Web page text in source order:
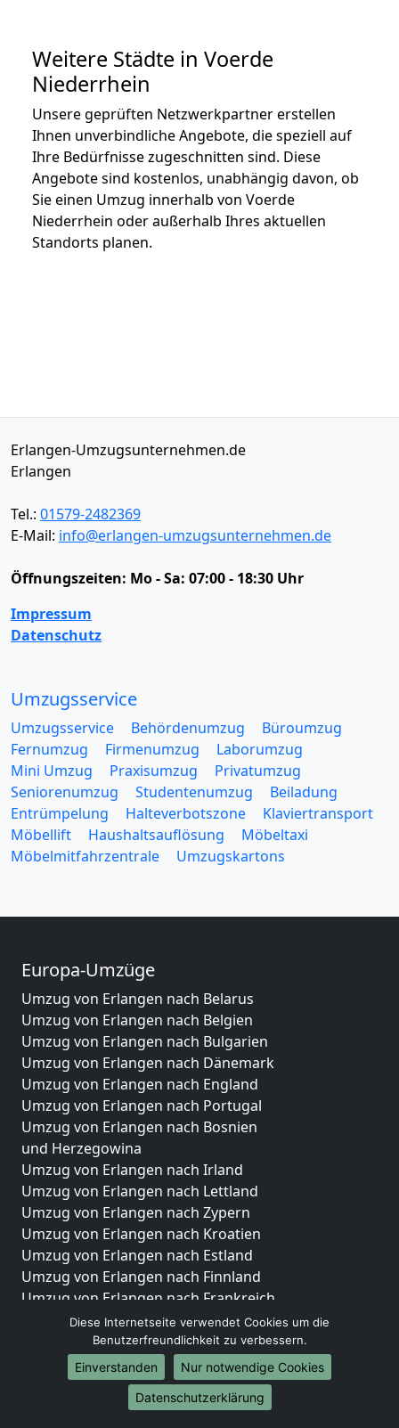
Weitere Städte in Voerde
Niederrhein
Unsere geprüften Netzwerkpartner erstellen
Ihnen unverbindliche Angebote, die speziell auf
Ihre Bedürfnisse zugeschnitten sind. Diese
Angebote sind kostenlos, unabhängig davon, ob
Sie einen Umzug innerhalb von Voerde
Niederrhein oder außerhalb Ihres aktuellen
Standorts planen.
Erlangen-Umzugsunternehmen.de
Erlangen
Tel.: 01579-2482369
E-Mail: info@erlangen-umzugsunternehmen.de
Öffnungszeiten: Mo - Sa: 07:00 - 18:30 Uhr
Impressum
Datenschutz
Umzugsservice
Umzugsservice Behördenumzug
Büroumzug
Fernumzug
Firmenumzug
Laborumzug
Mini Umzug
Praxisumzug
Privatumzug
Seniorenumzug
Studentenumzug
Beiladung
Entrümpelung
Halteverbotszone
Klaviertransport
Möbellift
Haushaltsauflösung
Möbeltaxi
Möbelmitfahrzentrale
Umzugskartons
Europa-Umzüge
Umzug von Erlangen nach Belarus
Umzug von Erlangen nach Belgien
Umzug von Erlangen nach Bulgarien
Umzug von Erlangen nach Dänemark
Umzug von Erlangen nach England
Umzug von Erlangen nach Portugal
Umzug von Erlangen nach Bosnien
und Herzegowina
Umzug von Erlangen nach Irland
Umzug von Erlangen nach Lettland
Umzug von Erlangen nach Zypern
Umzug von Erlangen nach Kroatien
Umzug von Erlangen nach Estland
Umzug von Erlangen nach Finnland
Umzug von Erlangen nach Frankreich
Umzug von Erlangen nach Griechenland
Umzug von Erlangen nach Italien
Umzug von Erlangen nach Liechtenstein
Umzug von Erlangen nach Luxemburg
Umzug von Erlangen nach Niederlande
Diese Internetseite verwendet Cookies um die
Benutzerfreundlichkeit zu verbessern.
Einverstanden
Nur notwendige Cookies
Datenschutzerklärung